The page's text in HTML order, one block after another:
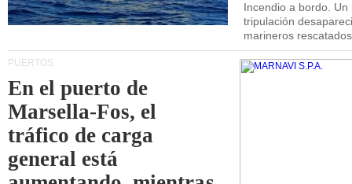
Incendio a bordo.
tripulación
marineros
PUERTOS
En el puerto de
Marsella-Fos, el
tráfico de carga
general está